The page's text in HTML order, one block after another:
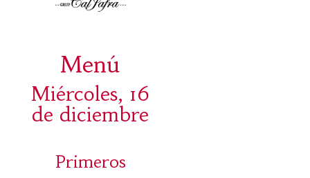
Menú
Miércoles, 16
de diciembre
Primeros